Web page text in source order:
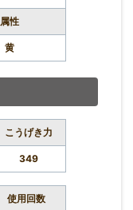
属性
黄
こうげき力
349
使用回数